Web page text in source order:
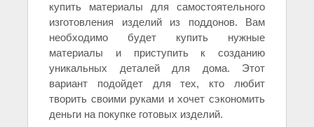
купить материалы для самостоятельного
изготовления изделий из поддонов. Вам
необходимо будет купить нужные
материалы и приступить к созданию
уникальных деталей для дома. Этот
вариант подойдет для тех, кто любит
творить своими руками и хочет сэкономить
деньги на покупке готовых изделий.